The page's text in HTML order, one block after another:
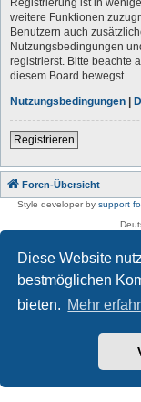
Diese Website
bestmöglichen
bieten. Mehr
weitere Funktionen
Benutzern auch
Nutzungsbedingungen
registrierst. Bitte beachte
diesem Board bewegst.
Nutzungsbedingungen |
Registrieren
Foren-Übersicht
Style developer by support